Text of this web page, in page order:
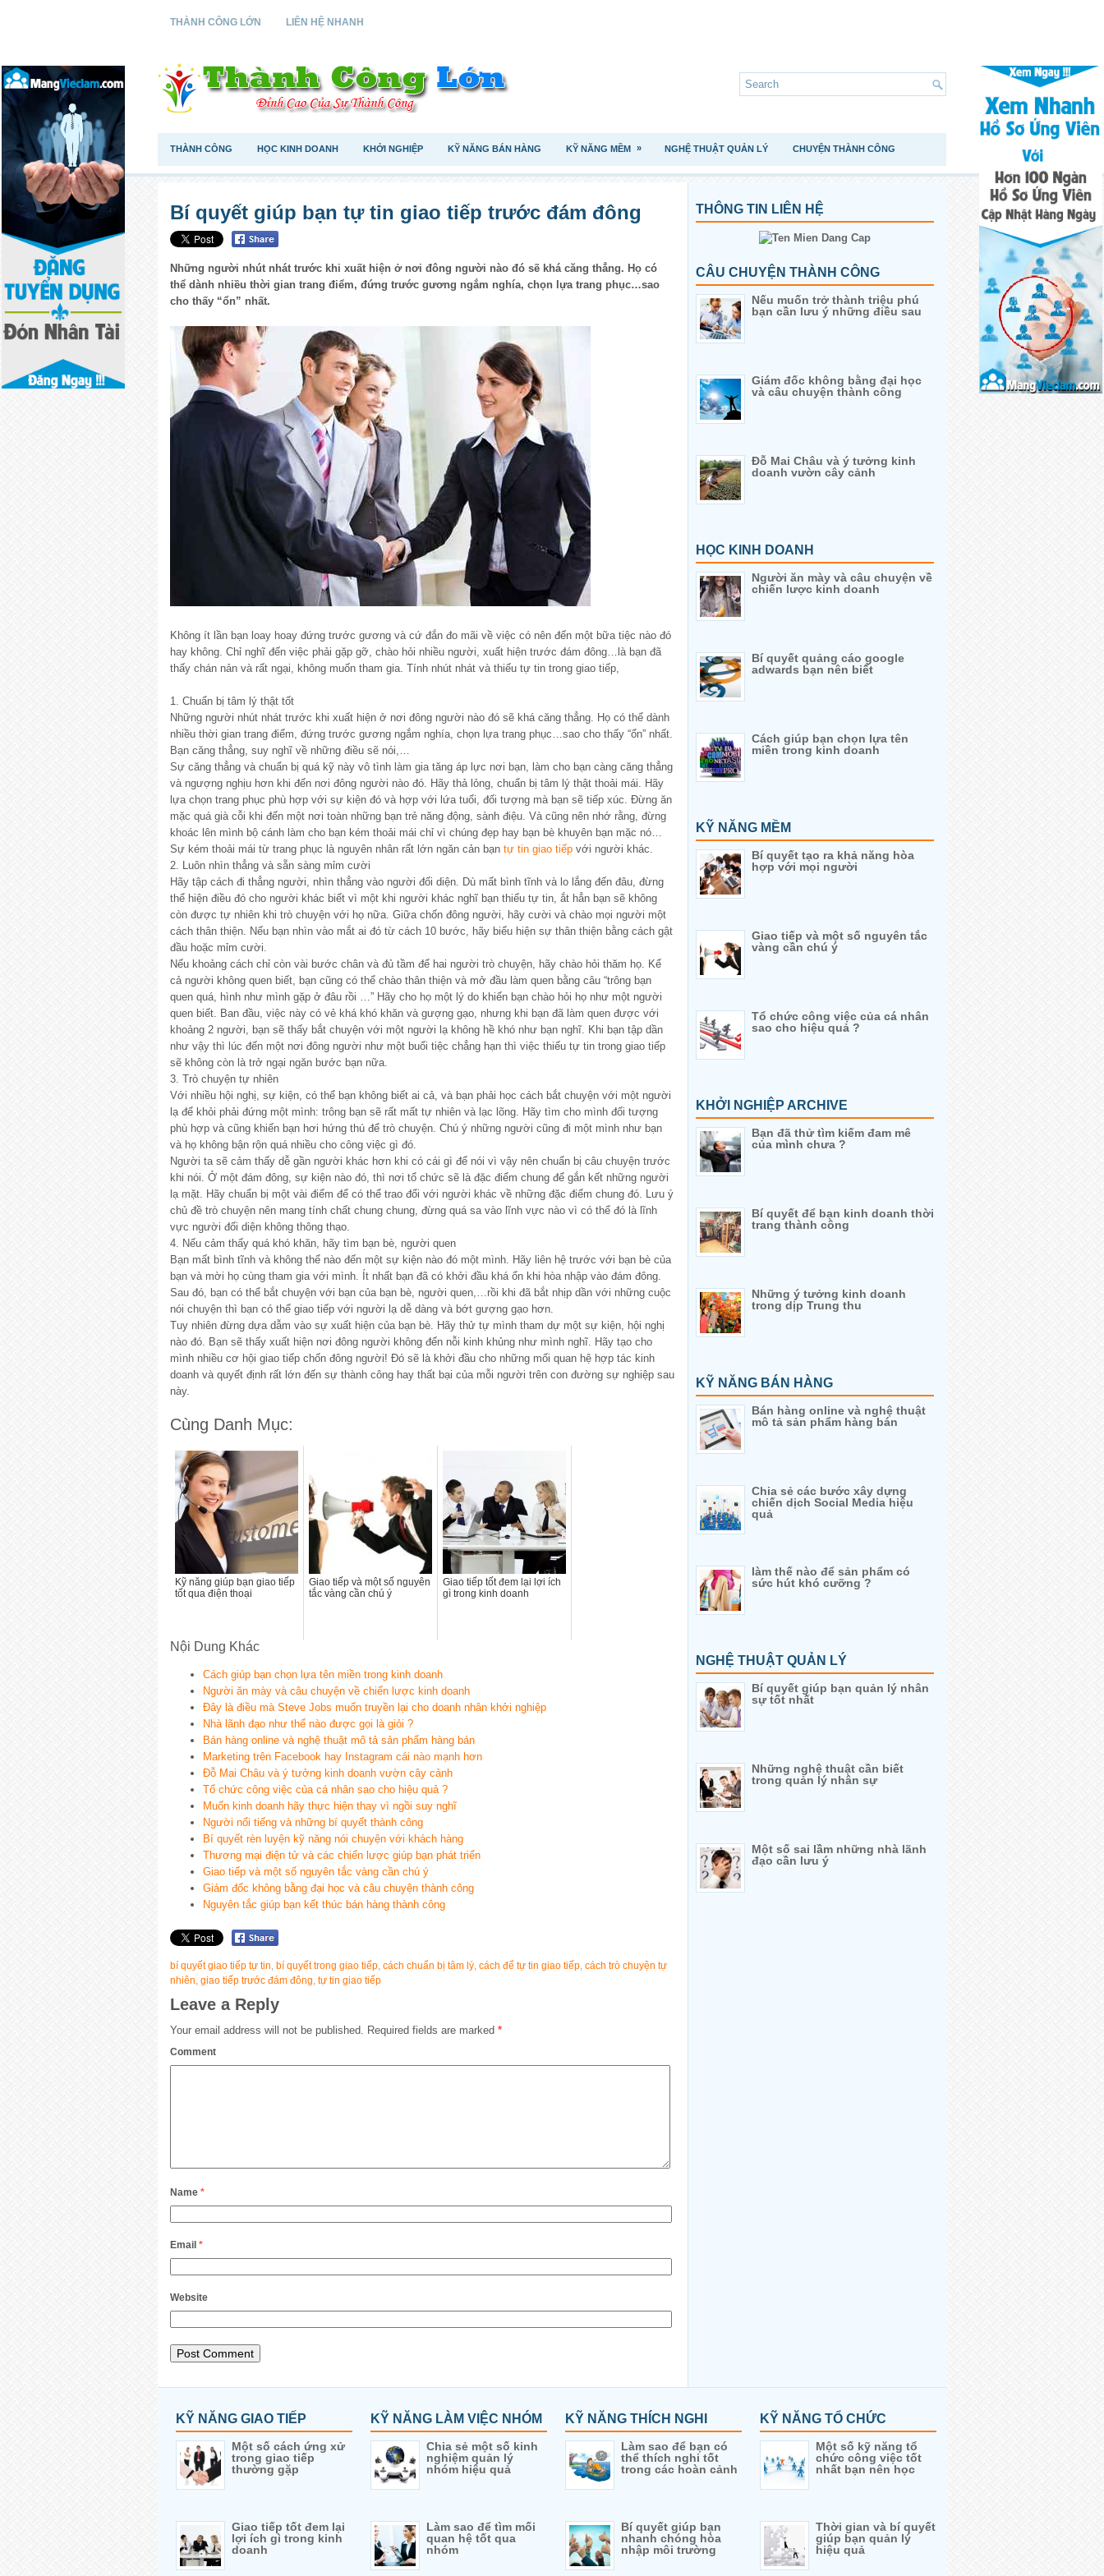
THÀNH CÔNG LỚN LIÊN HỆ NHANH
THÀNH CÔNG HỌC KINH DOANH KHỞI NGHIỆP KỸ NĂNG BÁN HÀNG KỸ NĂNG MỀM » NGHỆ THUẬT QUẢN LÝ CHUYỆN THÀNH CÔNG
Bí quyết giúp bạn tự tin giao tiếp trước đám đông
Những người nhút nhát trước khi xuất hiện ở nơi đông người nào đó sẽ khá căng thẳng. Họ có
thể dành nhiều thời gian trang điểm, đứng trước gương ngắm nghía, chọn lựa trang phục…sao
cho thấy “ổn” nhất.
Không ít lần bạn loay hoay đứng trước gương và cứ đắn đo mãi về việc có nên đến một bữa tiệc nào đó
hay không. Chỉ nghĩ đến việc phải gặp gỡ, chào hỏi nhiều người, xuất hiện trước đám đông…là bạn đã
thấy chán nản và rất ngại, không muốn tham gia. Tính nhút nhát và thiếu tự tin trong giao tiếp,
1. Chuẩn bị tâm lý thật tốt
Những người nhút nhát trước khi xuất hiện ở nơi đông người nào đó sẽ khá căng thẳng. Họ có thể dành
nhiều thời gian trang điểm, đứng trước gương ngắm nghía, chọn lựa trang phục…sao cho thấy “ổn” nhất.
Bạn căng thẳng, suy nghĩ về những điều sẽ nói,…
Sự căng thẳng và chuẩn bị quá kỹ này vô tình làm gia tăng áp lực nơi bạn, làm cho bạn càng căng thẳng
và ngượng nghịu hơn khi đến nơi đông người nào đó. Hãy thả lỏng, chuẩn bị tâm lý thật thoải mái. Hãy
lựa chọn trang phục phù hợp với sự kiện đó và hợp với lứa tuổi, đối tượng mà bạn sẽ tiếp xúc. Đừng ăn
mặc quá già cỗi khi đến một nơi toàn những bạn trẻ năng động, sành điệu. Và cũng nên nhớ rằng, đừng
khoác lên mình bộ cánh làm cho bạn kém thoải mái chỉ vì chúng đẹp hay bạn bè khuyên bạn mặc nó…
Sự kém thoải mái từ trang phục là nguyên nhân rất lớn ngăn cản bạn tự tin giao tiếp với người khác.
2. Luôn nhìn thẳng và sẵn sàng mỉm cười
Hãy tập cách đi thẳng người, nhìn thẳng vào người đối diện. Dù mất bình tĩnh và lo lắng đến đâu, đừng
thể hiện điều đó cho người khác biết vì một khi người khác nghĩ bạn thiếu tự tin, ắt hẳn bạn sẽ không
còn được tự nhiên khi trò chuyện với họ nữa. Giữa chốn đông người, hãy cười và chào mọi người một
cách thân thiện. Nếu bạn nhìn vào mắt ai đó từ cách 10 bước, hãy biểu hiện sự thân thiện bằng cách gật
đầu hoặc mỉm cười.
Nếu khoảng cách chỉ còn vài bước chân và đủ tầm để hai người trò chuyện, hãy chào hỏi thăm họ. Kể
cả người không quen biết, bạn cũng có thể chào thân thiện và mở đầu làm quen bằng câu “trông bạn
quen quá, hình như mình gặp ở đâu rồi …” Hãy cho họ một lý do khiến bạn chào hỏi họ như một người
quen biết. Ban đầu, việc này có vẻ khá khó khăn và gượng gạo, nhưng khi bạn đã làm quen được với
khoảng 2 người, bạn sẽ thấy bắt chuyện với một người lạ không hề khó như bạn nghĩ. Khi bạn tập dần
như vậy thì lúc đến một nơi đông người như một buổi tiệc chẳng hạn thì việc thiếu tự tin trong giao tiếp
sẽ không còn là trở ngại ngăn bước bạn nữa.
3. Trò chuyện tự nhiên
Với nhiều hội nghị, sự kiện, có thể bạn không biết ai cả, và bạn phải học cách bắt chuyện với một người
lạ để khỏi phải đứng một mình: trông bạn sẽ rất mất tự nhiên và lạc lõng. Hãy tìm cho mình đối tượng
phù hợp và cũng khiến bạn hơi hứng thú để trò chuyện. Chú ý những người cũng đi một mình như bạn
và họ không bận rộn quá nhiều cho công việc gì đó.
Người ta sẽ cảm thấy dễ gần người khác hơn khi có cái gì để nói vì vậy nên chuẩn bị câu chuyện trước
khi nói. Ở một đám đông, sự kiện nào đó, thì nơi tổ chức sẽ là đặc điểm chung để gắn kết những người
lạ mặt. Hãy chuẩn bị một vài điểm để có thể trao đổi với người khác về những đặc điểm chung đó. Lưu ý
chủ đề trò chuyện nên mang tính chất chung chung, đừng quá sa vào lĩnh vực nào vì có thể đó là lĩnh
vực người đối diện không thông thạo.
4. Nếu cảm thấy quá khó khăn, hãy tìm bạn bè, người quen
Bạn mất bình tĩnh và không thể nào đến một sự kiện nào đó một mình. Hãy liên hệ trước với bạn bè của
bạn và mời họ cùng tham gia với mình. Ít nhất bạn đã có khởi đầu khá ổn khi hòa nhập vào đám đông.
Sau đó, bạn có thể bắt chuyện với bạn của bạn bè, người quen,…rồi khi đã bắt nhịp dần với những cuộc
nói chuyện thì bạn có thể giao tiếp với người lạ dễ dàng và bớt gượng gạo hơn.
Tuy nhiên đừng dựa dẫm vào sự xuất hiện của bạn bè. Hãy thử tự mình tham dự một sự kiện, hội nghị
nào đó. Bạn sẽ thấy xuất hiện nơi đông người không đến nỗi kinh khủng như mình nghĩ. Hãy tạo cho
mình nhiều cơ hội giao tiếp chốn đông người! Đó sẽ là khởi đầu cho những mối quan hệ hợp tác kinh
doanh và quyết định rất lớn đến sự thành công hay thất bại của mỗi người trên con đường sự nghiệp sau
này.
Cùng Danh Mục:
Kỹ năng giúp bạn giao tiếp
tốt qua điện thoại
Giao tiếp và một số nguyên
tắc vàng cần chú ý
Giao tiếp tốt đem lại lợi ích
gì trong kinh doanh
Nội Dung Khác
Cách giúp bạn chọn lựa tên miền trong kinh doanh
Người ăn mày và câu chuyện về chiến lược kinh doanh
Đây là điều mà Steve Jobs muốn truyền lại cho doanh nhân khởi nghiệp
Nhà lãnh đạo như thế nào được gọi là giỏi ?
Bán hàng online và nghệ thuật mô tả sản phẩm hàng bán
Marketing trên Facebook hay Instagram cái nào mạnh hơn
Đỗ Mai Châu và ý tưởng kinh doanh vườn cây cảnh
Tổ chức công việc của cá nhân sao cho hiệu quả ?
Muốn kinh doanh hãy thực hiện thay vì ngồi suy nghĩ
Người nổi tiếng và những bí quyết thành công
Bí quyết rèn luyện kỹ năng nói chuyện với khách hàng
Thương mại điện tử và các chiến lược giúp bạn phát triển
Giao tiếp và một số nguyên tắc vàng cần chú ý
Giám đốc không bằng đại học và câu chuyện thành công
Nguyên tắc giúp bạn kết thúc bán hàng thành công
bí quyết giao tiếp tự tin, bí quyết trong giao tiếp, cách chuẩn bị tâm lý, cách để tự tin giao tiếp, cách trò chuyện tự
nhiên, giao tiếp trước đám đông, tự tin giao tiếp
Leave a Reply
Your email address will not be published. Required fields are marked *
Comment
Name *
Email *
Website
THÔNG TIN LIÊN HỆ
CÂU CHUYỆN THÀNH CÔNG
Nếu muốn trở thành triệu phú
bạn cần lưu ý những điều sau
Giám đốc không bằng đại học
và câu chuyện thành công
Đỗ Mai Châu và ý tưởng kinh
doanh vườn cây cảnh
HỌC KINH DOANH
Người ăn mày và câu chuyện về
chiến lược kinh doanh
Bí quyết quảng cáo google
adwards bạn nên biết
Cách giúp bạn chọn lựa tên
miền trong kinh doanh
KỸ NĂNG MỀM
Bí quyết tạo ra khả năng hòa
hợp với mọi người
Giao tiếp và một số nguyên tắc
vàng cần chú ý
Tổ chức công việc của cá nhân
sao cho hiệu quả ?
KHỞI NGHIỆP ARCHIVE
Bạn đã thử tìm kiếm đam mê
của mình chưa ?
Bí quyết để bạn kinh doanh thời
trang thành công
Những ý tưởng kinh doanh
trong dịp Trung thu
KỸ NĂNG BÁN HÀNG
Bán hàng online và nghệ thuật
mô tả sản phẩm hàng bán
Chia sẻ các bước xây dựng
chiến dịch Social Media hiệu
quả
làm thế nào để sản phẩm có
sức hút khó cưỡng ?
NGHỆ THUẬT QUẢN LÝ
Bí quyết giúp bạn quản lý nhân
sự tốt nhất
Những nghệ thuật cần biết
trong quản lý nhân sự
Một số sai lầm những nhà lãnh
đạo cần lưu ý
KỸ NĂNG GIAO TIẾP
Một số cách ứng xử
trong giao tiếp
thường gặp
Giao tiếp tốt đem lại
lợi ích gì trong kinh
doanh
KỸ NĂNG LÀM VIỆC NHÓM
Chia sẻ một số kinh
nghiệm quản lý
nhóm hiệu quả
Làm sao để tìm mối
quan hệ tốt qua
nhóm
KỸ NĂNG THÍCH NGHI
Làm sao để bạn có
thể thích nghi tốt
trong các hoàn cảnh
Bí quyết giúp bạn
nhanh chóng hòa
nhập môi trường
KỸ NĂNG TỔ CHỨC
Một số kỹ năng tổ
chức công việc tốt
nhất bạn nên học
Thời gian và bí quyết
giúp bạn quản lý
hiệu quả